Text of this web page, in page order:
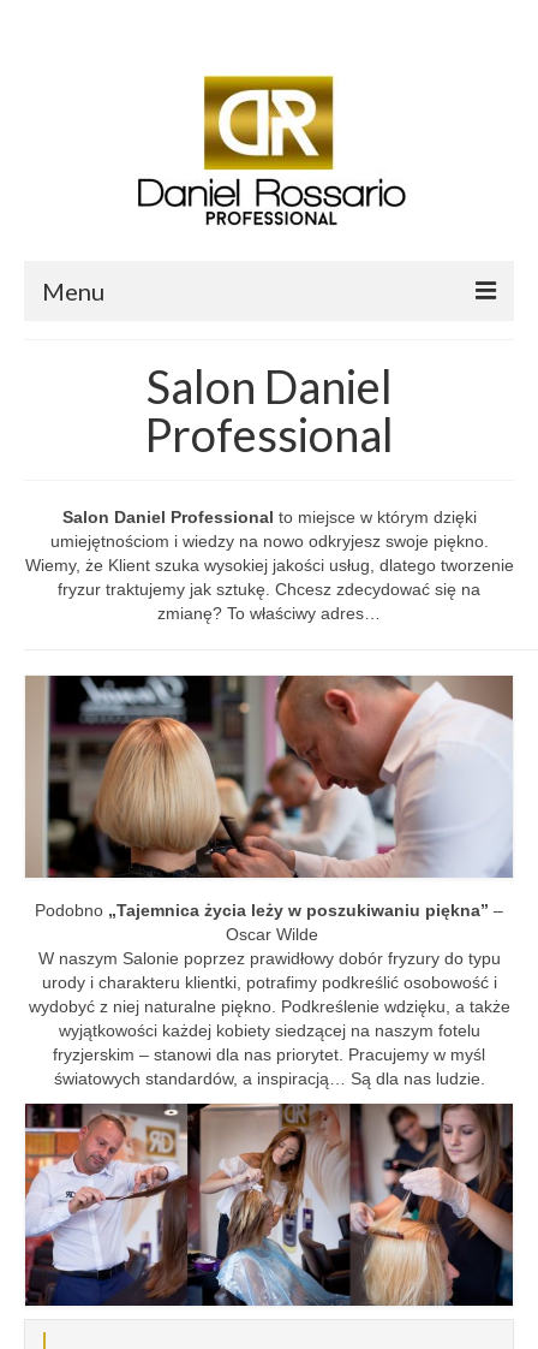
Menu
Sklep Daniel Rossario
Aktualności i Blog
Szkolenia
Kontakt
Salon Daniel
Professional
Salon Daniel Professional to miejsce w którym dzięki
umiejętnościom i wiedzy na nowo odkryjesz swoje piękno.
Wiemy, że Klient szuka wysokiej jakości usług, dlatego tworzenie
fryzur traktujemy jak sztukę. Chcesz zdecydować się na
zmianę? To właściwy adres…
Podobno „Tajemnica życia leży w poszukiwaniu piękna” –
Oscar Wilde
W naszym Salonie poprzez prawidłowy dobór fryzury do typu
urody i charakteru klientki, potrafimy podkreślić osobowość i
wydobyć z niej naturalne piękno. Podkreślenie wdzięku, a także
wyjątkowości każdej kobiety siedzącej na naszym fotelu
fryzjerskim – stanowi dla nas priorytet. Pracujemy w myśl
światowych standardów, a inspiracją… Są dla nas ludzie.